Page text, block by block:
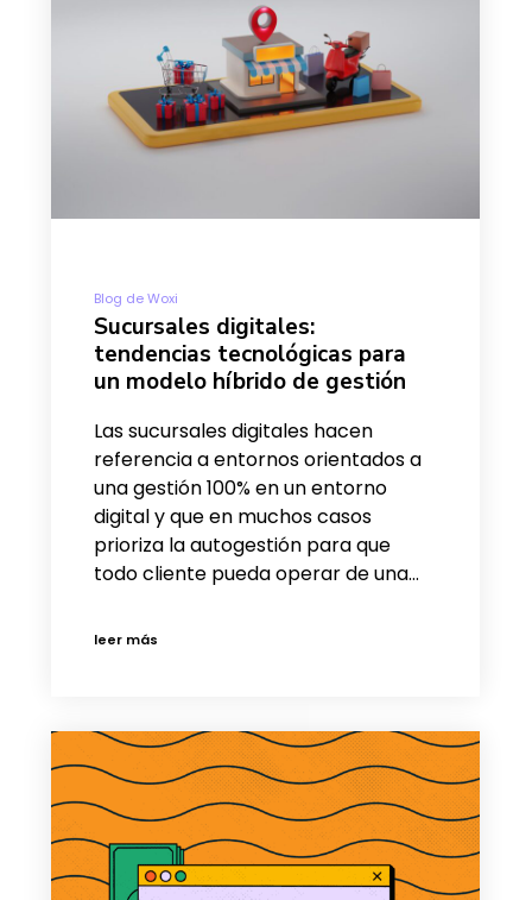
Blog de Woxi
Sucursales digitales:
tendencias tecnológicas para
un modelo híbrido de gestión
Las sucursales digitales hacen
referencia a entornos orientados a
una gestión 100% en un entorno
digital y que en muchos casos
prioriza la autogestión para que
todo cliente pueda operar de una…
leer más